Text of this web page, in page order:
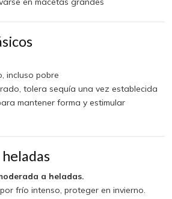
incluso pobre
tolera sequía una vez establecida
mantener forma y estimular
a heladas.
frío intenso, proteger en invierno.